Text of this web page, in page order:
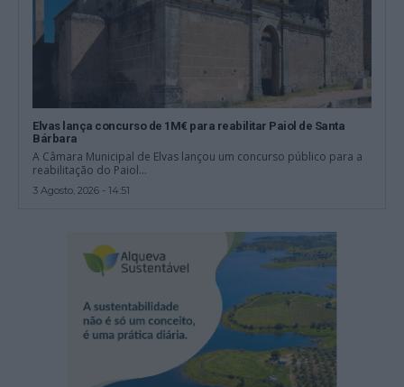
Elvas lança concurso de 1M€ para reabilitar Paiol de Santa
Bárbara
A Câmara Municipal de Elvas lançou um concurso público para a
reabilitação do Paiol...
3 Agosto, 2026 - 14:51